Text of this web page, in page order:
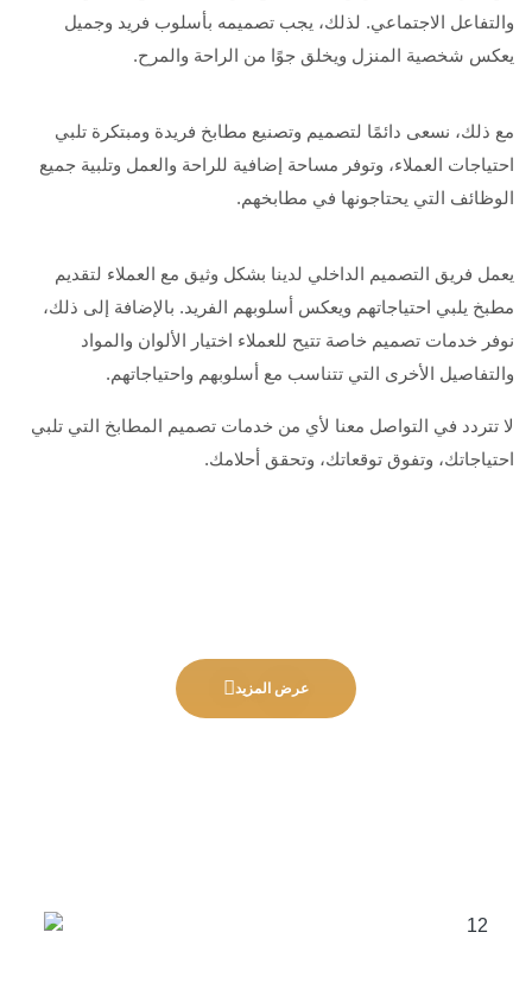
والتفاعل الاجتماعي. لذلك، يجب تصميمه بأسلوب فريد وجميل
يعكس شخصية المنزل ويخلق جوًا من الراحة والمرح.
مع ذلك، نسعى دائمًا لتصميم وتصنيع مطابخ فريدة ومبتكرة تلبي
احتياجات العملاء، وتوفر مساحة إضافية للراحة والعمل وتلبية جميع
الوظائف التي يحتاجونها في مطابخهم.
يعمل فريق التصميم الداخلي لدينا بشكل وثيق مع العملاء لتقديم
مطبخ يلبي احتياجاتهم ويعكس أسلوبهم الفريد. بالإضافة إلى ذلك،
نوفر خدمات تصميم خاصة تتيح للعملاء اختيار الألوان والمواد
والتفاصيل الأخرى التي تتناسب مع أسلوبهم واحتياجاتهم.
لا تتردد في التواصل معنا لأي من خدمات تصميم المطابخ التي تلبي
احتياجاتك، وتفوق توقعاتك، وتحقق أحلامك.
عرض المزيد